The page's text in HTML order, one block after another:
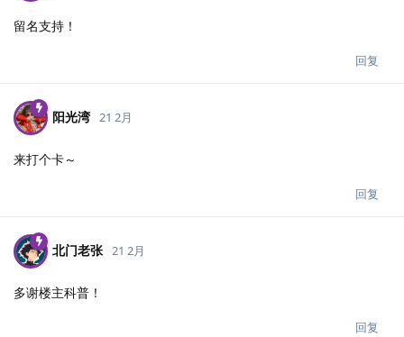
留名支持！
回复
阳光湾 21 2月
来打个卡～
回复
北门老张 21 2月
多谢楼主科普！
回复